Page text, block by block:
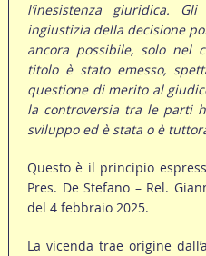
l’inesistenza giuridica.
ingiustizia della decisione
ancora possibile, solo nel
titolo è stato emesso,
questione di merito al
la controversia tra le parti
sviluppo ed è stata o è
Questo è il principio
Pres. De Stefano – Rel.
del 4 febbraio 2025.
La vicenda trae origine